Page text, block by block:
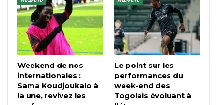
Weekend de nos
internationales :
Sama Koudjoukalo à
la une, revivez les
Le point sur les
performances du
week-end des
Togolais évoluant à